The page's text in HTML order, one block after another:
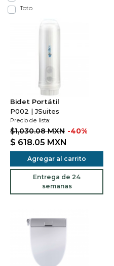
Toto
Bidet Portátil
P002 | JSuites
Precio de lista:
$1,030.08 MXN -40%
$ 618.05 MXN
Agregar al carrito
Entrega de 24
semanas